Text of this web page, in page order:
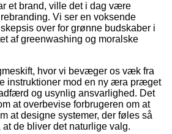
et brand, ville det i dag være
Vi ser en voksende
over for grønne budskaber i
af greenwashing og moralske
hvor vi bevæger os væk fra
instruktioner mod en ny æra præget
og usynlig ansvarlighed. Det
at overbevise forbrugeren om at
at designe systemer, der føles så
de bliver det naturlige valg.